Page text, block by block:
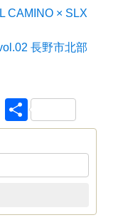
CAMINO × SLX
長野市北部
Facebook
共
有